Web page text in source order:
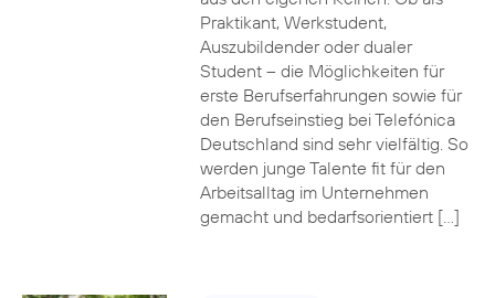
Praktikant, Werkstudent,
Auszubildender oder dualer
Student – die Möglichkeiten für
erste Berufserfahrungen sowie für
den Berufseinstieg bei Telefónica
Deutschland sind sehr vielfältig. So
werden junge Talente fit für den
Arbeitsalltag im Unternehmen
gemacht und bedarfsorientiert […]